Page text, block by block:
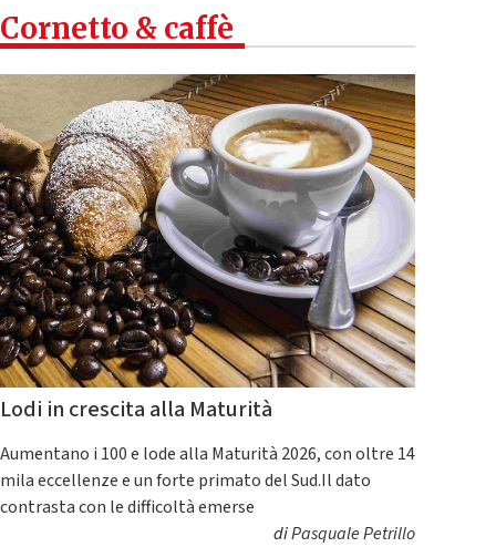
Cornetto & caffè
Lodi in crescita alla Maturità
Aumentano i 100 e lode alla Maturità 2026, con oltre 14
mila eccellenze e un forte primato del Sud.Il dato
contrasta con le difficoltà emerse
diPasquale Petrillo